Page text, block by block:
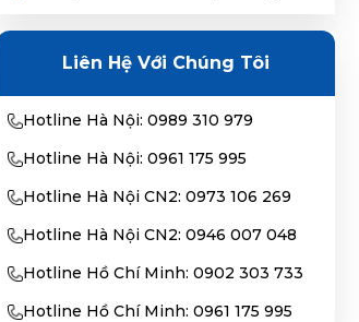
Liên Hệ Với Chúng Tôi
Hotline Hà Nội: 0989 310 979
Hotline Hà Nội: 0961 175 995
Hotline Hà Nội CN2: 0973 106 269
Hotline Hà Nội CN2: 0946 007 048
Hotline Hồ Chí Minh: 0902 303 733
Hotline Hồ Chí Minh: 0961 175 995